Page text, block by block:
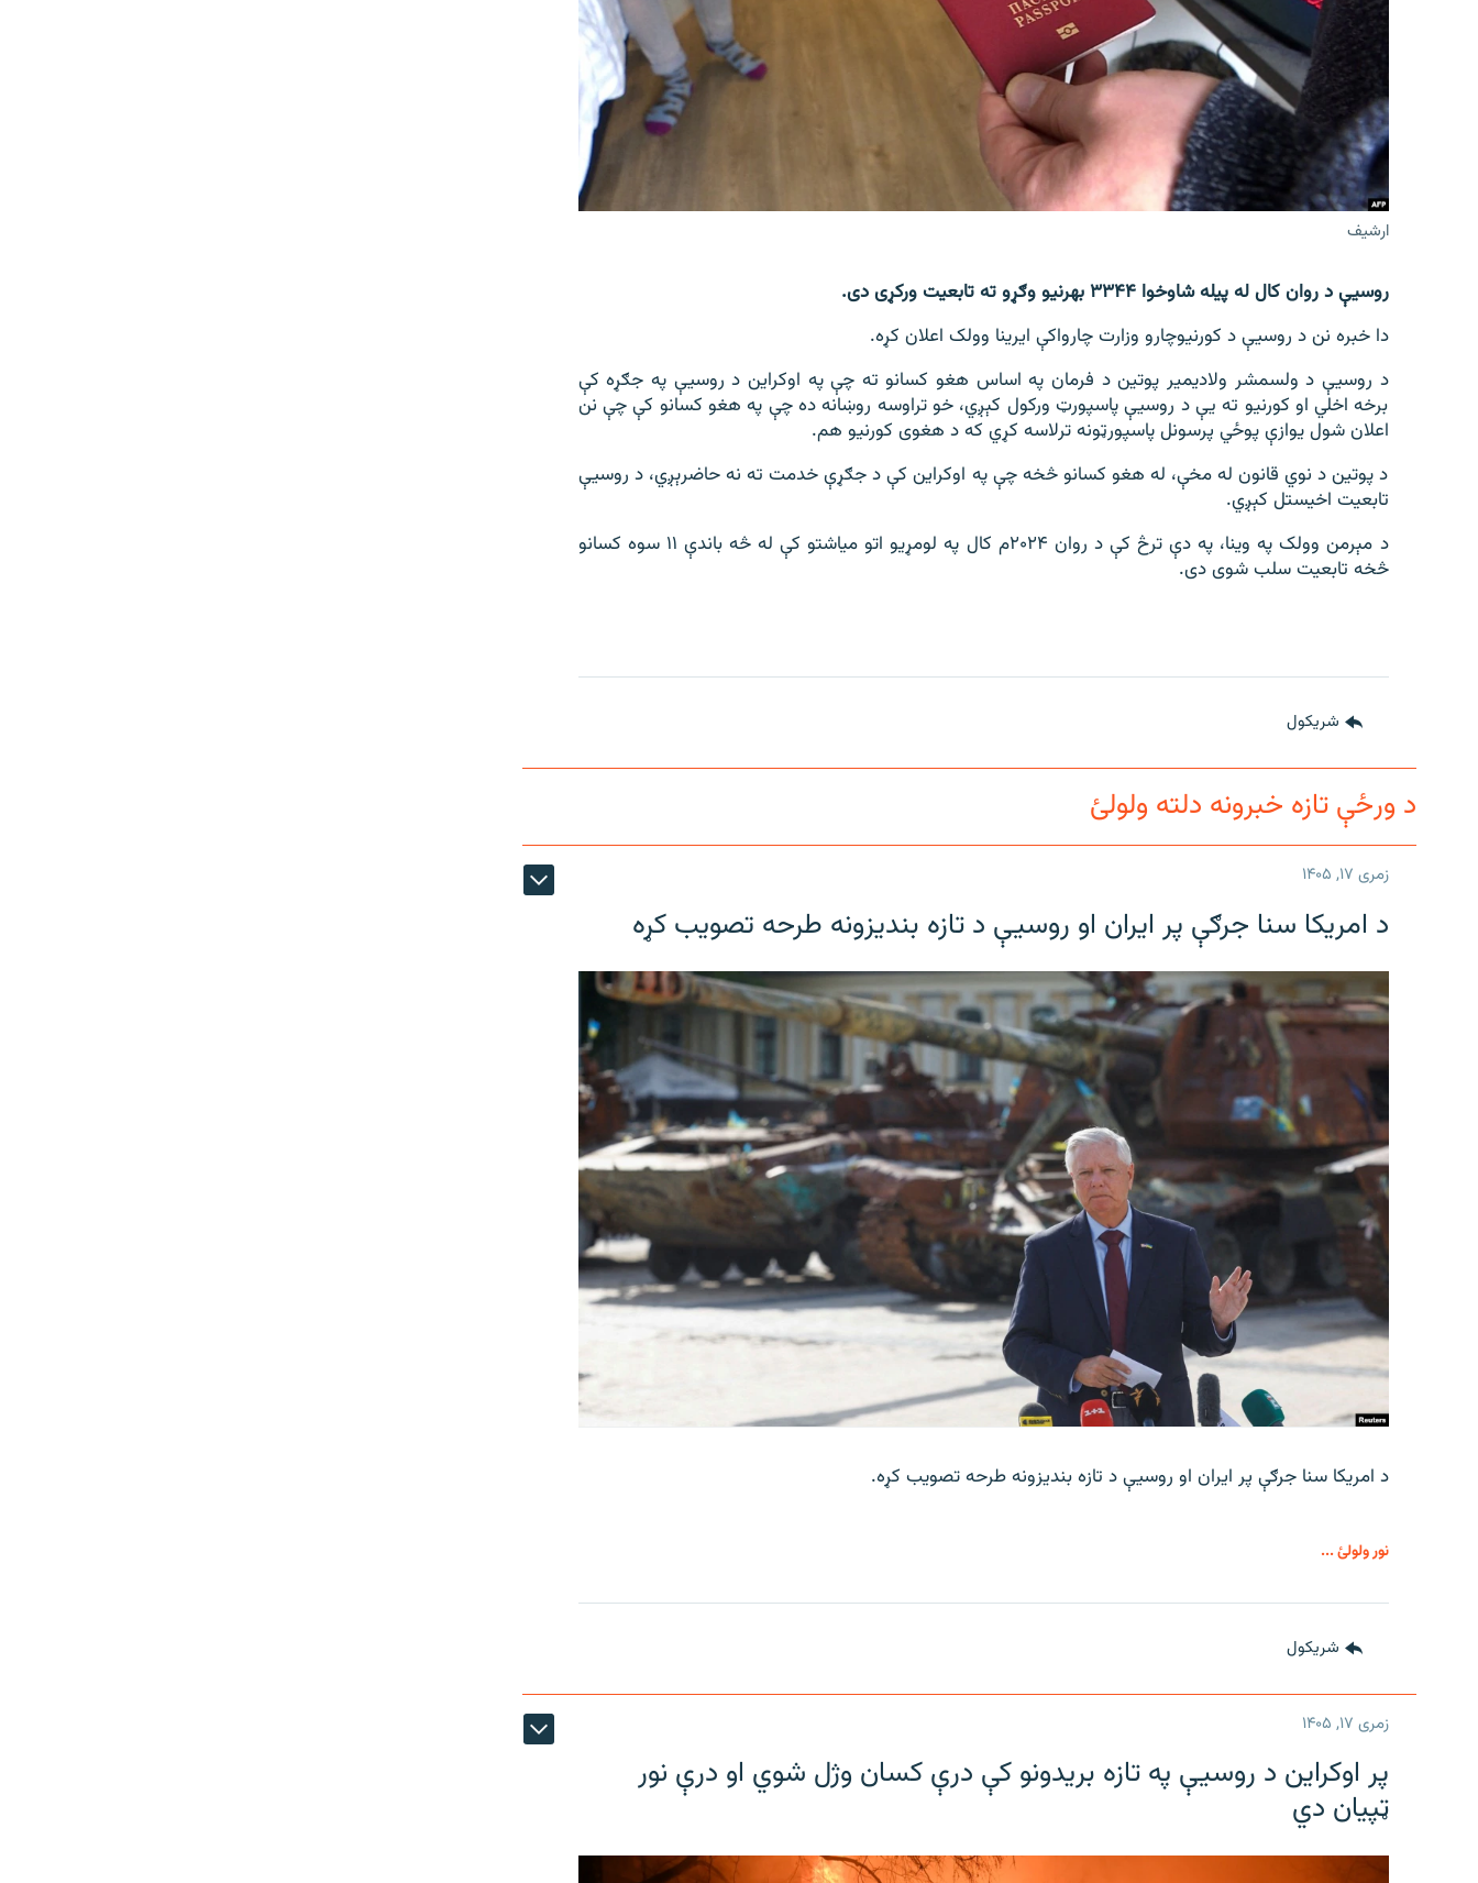
ارشیف
روسیې د روان کال له پیله شاوخوا ۳۳۴۴ بهرنیو وګړو ته تابعیت ورکړی دی.
دا خبره نن د روسیې د کورنیوچارو وزارت چارواکې ایرینا وولک اعلان کړه.
د روسیې د ولسمشر ولادیمیر پوتین د فرمان په اساس هغو کسانو ته چې په اوکراین د روسیې په جګړه کې
برخه اخلي او کورنیو ته یې د روسیې پاسپورټ ورکول کېږي، خو تراوسه روښانه ده چې په هغو کسانو کې چې نن
اعلان شول یوازې پوځي پرسونل پاسپورټونه ترلاسه کړي که د هغوی کورنیو هم.
د پوتین د نوي قانون له مخې، له هغو کسانو څخه چې په اوکراین کې د جګړې خدمت ته نه حاضرېږي، د روسیې
تابعیت اخیستل کېږي.
د مېرمن وولک په وینا، په دې ترڅ کې د روان ۲۰۲۴م کال په لومړیو اتو میاشتو کې له څه باندې ۱۱ سوه کسانو
څخه تابعیت سلب شوی دی.
شريکول
د ورځې تازه خبرونه دلته ولولئ
زمری ۱۷, ۱۴۰۵
د امریکا سنا جرګې پر ایران او روسیې د تازه بندیزونه طرحه تصویب کړه
د امریکا سنا جرګې پر ایران او روسیې د تازه بندیزونه طرحه تصویب کړه.
نور ولولئ ...
شريکول
زمری ۱۷, ۱۴۰۵
پر اوکراین د روسیې په تازه بریدونو کې درې کسان وژل شوي او درې نور
ټپیان دي